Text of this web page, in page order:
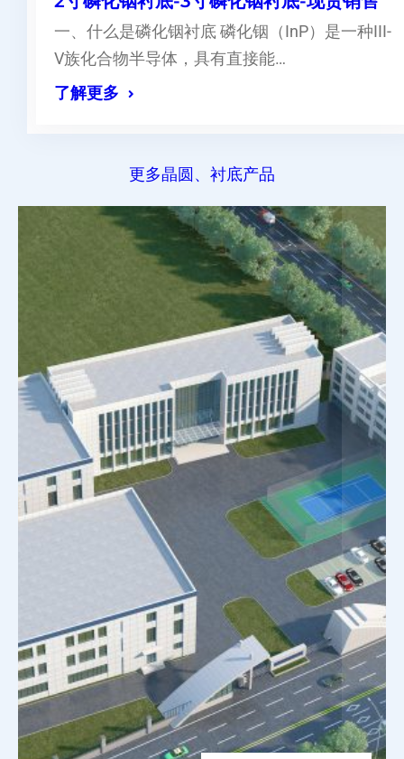
一、什么是磷化铟衬底 磷化铟（InP）是一种III-
V族化合物半导体，具有直接能…
了解更多
更多晶圆、衬底产品